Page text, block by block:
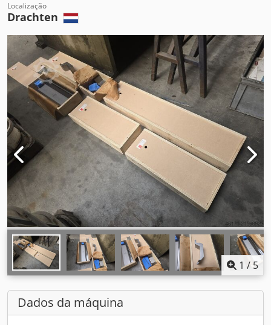
Localização
Drachten
1 / 5
Dados da máquina